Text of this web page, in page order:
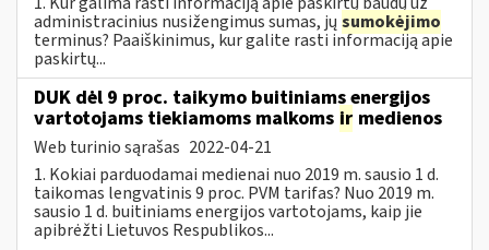
administracinius nusižengimus sumas, jų sumokėjimo
terminus? Paaiškinimus, kur galite rasti informaciją apie
paskirtų...
DUK dėl 9 proc. taikymo buitiniams energijos
vartotojams tiekiamoms malkoms ir medienos
Web turinio sąrašas 2022-04-21
1. Kokiai parduodamai medienai nuo 2019 m. sausio 1 d.
taikomas lengvatinis 9 proc. PVM tarifas? Nuo 2019 m.
sausio 1 d. buitiniams energijos vartotojams, kaip jie
apibrėžti Lietuvos Respublikos...